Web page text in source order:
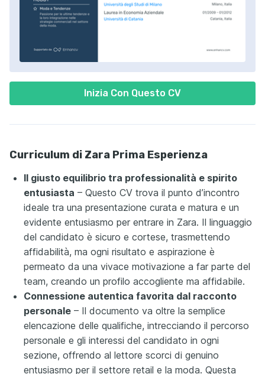
Inizia Con Questo CV
Curriculum di Zara Prima Esperienza
Il giusto equilibrio tra professionalità e spirito
entusiasta – Questo CV trova il punto d’incontro
ideale tra una presentazione curata e matura e un
evidente entusiasmo per entrare in Zara. Il linguaggio
del candidato è sicuro e cortese, trasmettendo
affidabilità, ma ogni risultato e aspirazione è
permeato da una vivace motivazione a far parte del
team, creando un profilo accogliente ma affidabile.
Connessione autentica favorita dal racconto
personale – Il documento va oltre la semplice
elencazione delle qualifiche, intrecciando il percorso
personale e gli interessi del candidato in ogni
sezione, offrendo al lettore scorci di genuino
entusiasmo per il settore retail e la moda. Questa